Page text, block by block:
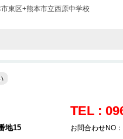
東区+熊本市立西原中学校
地15
TEL :
お問合わせNO：